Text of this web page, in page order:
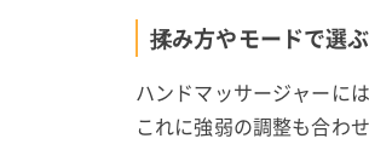
揉み方やモードで選ぶ
ハンドマッサージャーに
これに強弱の調整も合わ